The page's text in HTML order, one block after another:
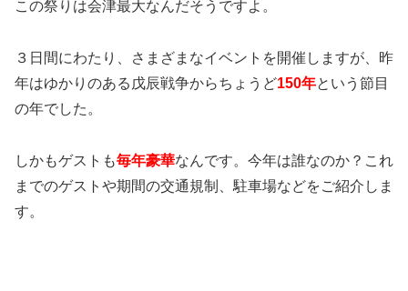
この祭りは会津最大なんだそうですよ。
３日間にわたり、さまざまなイベントを開催しますが、昨
年はゆかりのある戊辰戦争からちょうど150年という節目
の年でした。
しかもゲストも毎年豪華なんです。今年は誰なのか？これ
までのゲストや期間の交通規制、駐車場などをご紹介しま
す。